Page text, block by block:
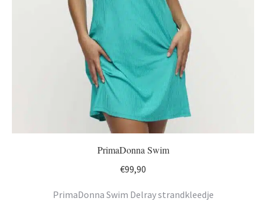
PrimaDonna Swim
€99,90
PrimaDonna Swim Delray strandkleedje